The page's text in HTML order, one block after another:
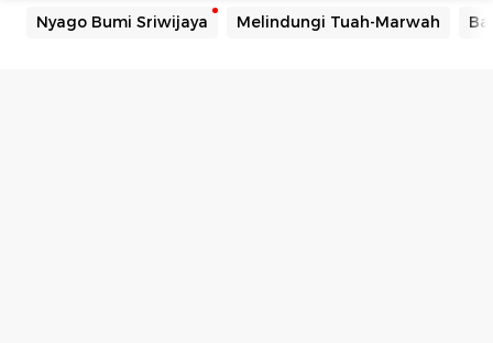
Nyago Bumi Sriwijaya Melindungi Tuah-Marwah